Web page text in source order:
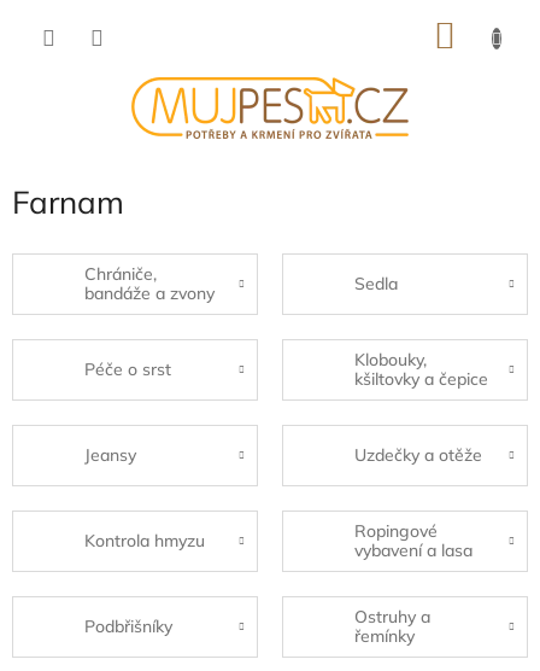
Farnam
Chrániče,
bandáže a zvony
Sedla
Péče o srst
Klobouky,
kšiltovky a čepice
Jeansy Uzdečky a otěže
Kontrola hmyzu
Ropingové
vybavení a lasa
Podbřišníky
Ostruhy a
řemínky